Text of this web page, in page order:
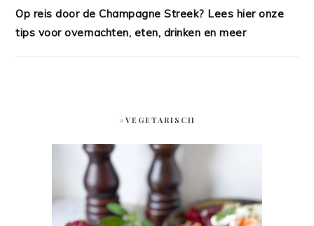
Op reis door de Champagne Streek? Lees hier onze
tips voor overnachten, eten, drinken en meer
#VEGETARISCH